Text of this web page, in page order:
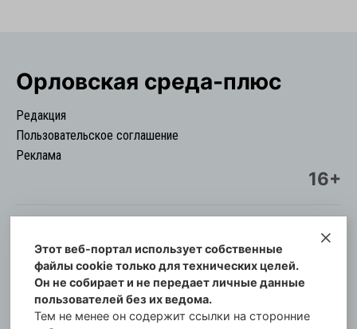
Орловская cреда-плюс
Редакция
Пользовательское соглашение
Реклама
16+
© Информационный городской портал
Орловская cреда-плюс, 2021-2026
Свидетельство о регистрации СМИ: ПИ №57-
00254 от 29 октября 2013 г.
Этот веб-портал использует собственные
файлы cookie только для технических целей.
Он не собирает и не передает личные данные
пользователей без их ведома.
Тем не менее он содержит ссылки на сторонние